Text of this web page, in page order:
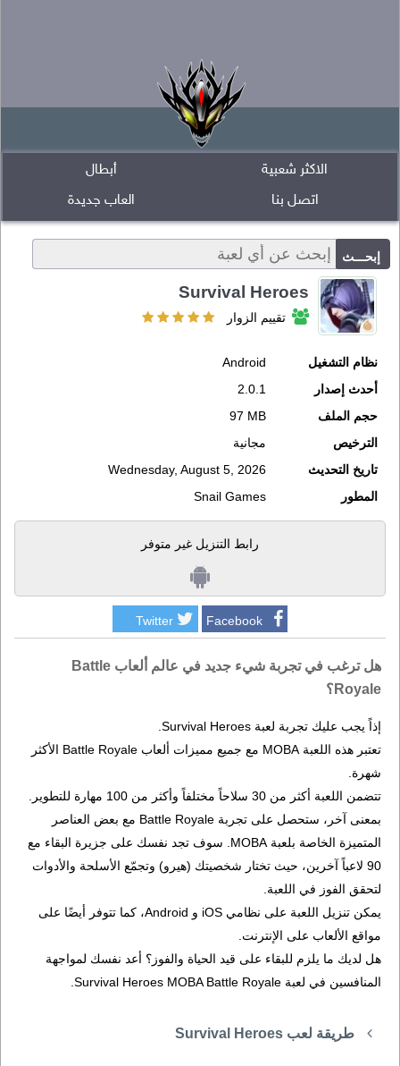
أبطال
الاكثر شعبية
العاب جديدة
اتصل بنا
Survival Heroes
تقييم الزوار
نظام التشغيل
Android
أحدث إصدار
2.0.1
حجم الملف
97 MB
الترخيص
مجانية
تاريخ التحديث
Wednesday, August 5, 2026
المطور
Snail Games
رابط التنزيل غير متوفر
Facebook
Twitter
هل ترغب في تجربة شيء جديد في عالم ألعاب Battle
Royale؟
إذاً يجب عليك تجربة لعبة Survival Heroes.
تعتبر هذه اللعبة MOBA مع جميع مميزات ألعاب Battle Royale الأكثر
شهرة.
تتضمن اللعبة أكثر من 30 سلاحاً مختلفاً وأكثر من 100 مهارة للتطوير.
بمعنى آخر، ستحصل على تجربة Battle Royale مع بعض العناصر
المتميزة الخاصة بلعبة MOBA. سوف تجد نفسك على جزيرة البقاء مع
90 لاعباً آخرين، حيث تختار شخصيتك (هيرو) وتجمّع الأسلحة والأدوات
لتحقق الفوز في اللعبة.
يمكن تنزيل اللعبة على نظامي iOS و Android، كما تتوفر أيضًا على
مواقع الألعاب على الإنترنت.
هل لديك ما يلزم للبقاء على قيد الحياة والفوز؟ أعد نفسك لمواجهة
المنافسين في لعبة Survival Heroes MOBA Battle Royale.
طريقة لعب Survival Heroes